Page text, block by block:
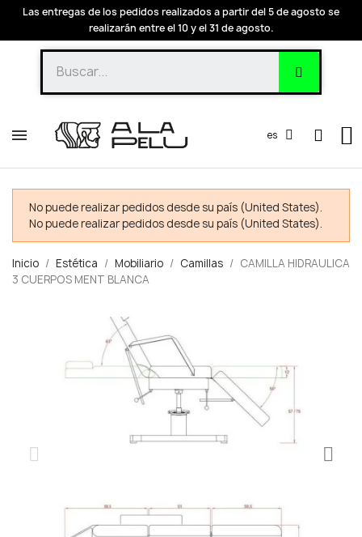
Las entregas de los pedidos realizados a partir del 5 de agosto se
realizarán entre el 10 y el 31 de agosto.
es
No puede realizar pedidos desde su país (United States).
No puede realizar pedidos desde su país (United States).
Inicio Estética Mobiliario Camillas
CAMILLA HIDRAULICA
3 CUERPOS MENT BLANCA